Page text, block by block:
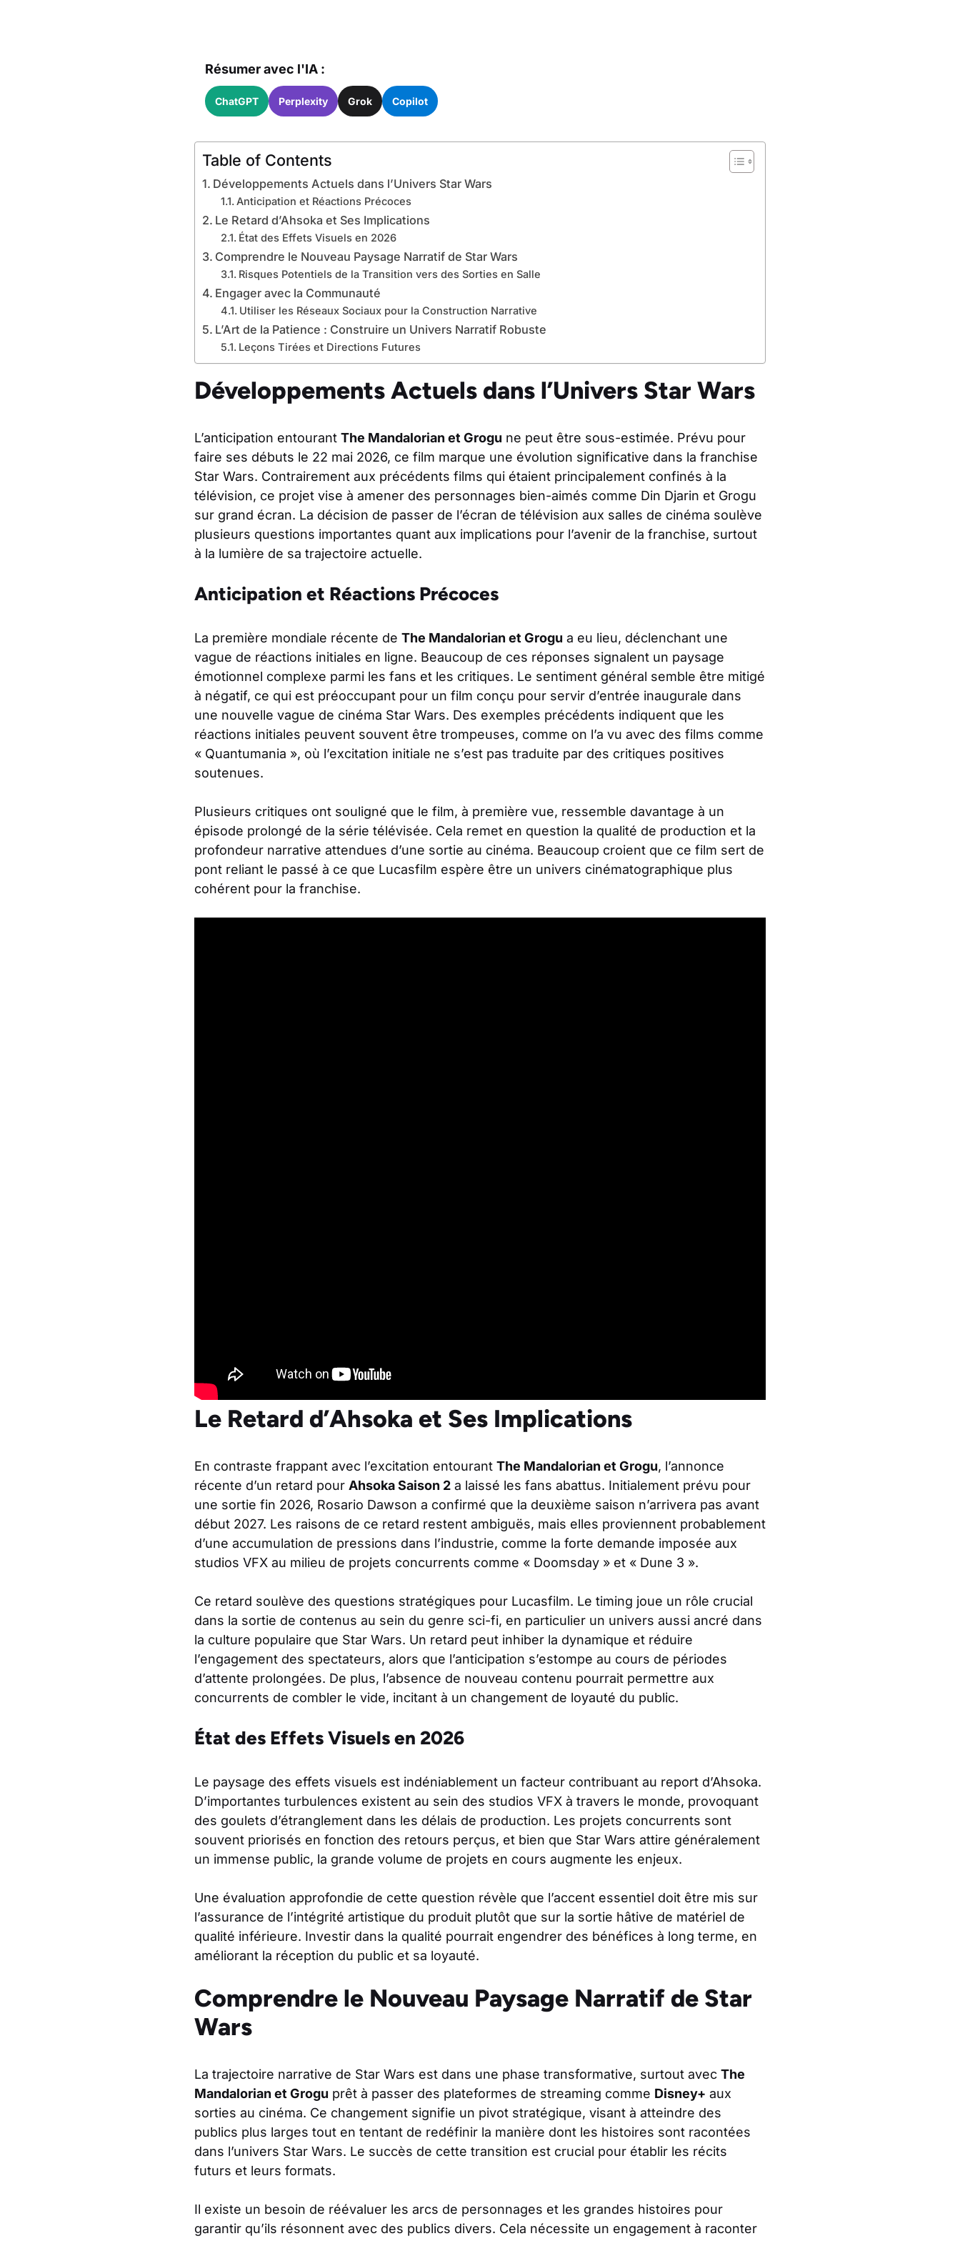
Résumer avec l'IA :
ChatGPT Perplexity Grok Copilot
Table of Contents
Développements Actuels dans l’Univers Star Wars
Anticipation et Réactions Précoces
Le Retard d’Ahsoka et Ses Implications
État des Effets Visuels en 2026
Comprendre le Nouveau Paysage Narratif de Star Wars
Risques Potentiels de la Transition vers des Sorties en Salle
Engager avec la Communauté
Utiliser les Réseaux Sociaux pour la Construction Narrative
L’Art de la Patience : Construire un Univers Narratif Robuste
Leçons Tirées et Directions Futures
Développements Actuels dans l’Univers Star Wars
L’anticipation entourant The Mandalorian et Grogu ne peut être sous-estimée. Prévu pour
faire ses débuts le 22 mai 2026, ce film marque une évolution significative dans la franchise
Star Wars. Contrairement aux précédents films qui étaient principalement confinés à la
télévision, ce projet vise à amener des personnages bien-aimés comme Din Djarin et Grogu
sur grand écran. La décision de passer de l’écran de télévision aux salles de cinéma soulève
plusieurs questions importantes quant aux implications pour l’avenir de la franchise, surtout
à la lumière de sa trajectoire actuelle.
Anticipation et Réactions Précoces
La première mondiale récente de The Mandalorian et Grogu a eu lieu, déclenchant une
vague de réactions initiales en ligne. Beaucoup de ces réponses signalent un paysage
émotionnel complexe parmi les fans et les critiques. Le sentiment général semble être mitigé
à négatif, ce qui est préoccupant pour un film conçu pour servir d’entrée inaugurale dans
une nouvelle vague de cinéma Star Wars. Des exemples précédents indiquent que les
réactions initiales peuvent souvent être trompeuses, comme on l’a vu avec des films comme
« Quantumania », où l’excitation initiale ne s’est pas traduite par des critiques positives
soutenues.
Plusieurs critiques ont souligné que le film, à première vue, ressemble davantage à un
épisode prolongé de la série télévisée. Cela remet en question la qualité de production et la
profondeur narrative attendues d’une sortie au cinéma. Beaucoup croient que ce film sert de
pont reliant le passé à ce que Lucasfilm espère être un univers cinématographique plus
cohérent pour la franchise.
Le Retard d’Ahsoka et Ses Implications
En contraste frappant avec l’excitation entourant The Mandalorian et Grogu, l’annonce
récente d’un retard pour Ahsoka Saison 2 a laissé les fans abattus. Initialement prévu pour
une sortie fin 2026, Rosario Dawson a confirmé que la deuxième saison n’arrivera pas avant
début 2027. Les raisons de ce retard restent ambiguës, mais elles proviennent probablement
d’une accumulation de pressions dans l’industrie, comme la forte demande imposée aux
studios VFX au milieu de projets concurrents comme « Doomsday » et « Dune 3 ».
Ce retard soulève des questions stratégiques pour Lucasfilm. Le timing joue un rôle crucial
dans la sortie de contenus au sein du genre sci-fi, en particulier un univers aussi ancré dans
la culture populaire que Star Wars. Un retard peut inhiber la dynamique et réduire
l’engagement des spectateurs, alors que l’anticipation s’estompe au cours de périodes
d’attente prolongées. De plus, l’absence de nouveau contenu pourrait permettre aux
concurrents de combler le vide, incitant à un changement de loyauté du public.
État des Effets Visuels en 2026
Le paysage des effets visuels est indéniablement un facteur contribuant au report d’Ahsoka.
D’importantes turbulences existent au sein des studios VFX à travers le monde, provoquant
des goulets d’étranglement dans les délais de production. Les projets concurrents sont
souvent priorisés en fonction des retours perçus, et bien que Star Wars attire généralement
un immense public, la grande volume de projets en cours augmente les enjeux.
Une évaluation approfondie de cette question révèle que l’accent essentiel doit être mis sur
l’assurance de l’intégrité artistique du produit plutôt que sur la sortie hâtive de matériel de
qualité inférieure. Investir dans la qualité pourrait engendrer des bénéfices à long terme, en
améliorant la réception du public et sa loyauté.
Comprendre le Nouveau Paysage Narratif de Star
Wars
La trajectoire narrative de Star Wars est dans une phase transformative, surtout avec The
Mandalorian et Grogu prêt à passer des plateformes de streaming comme Disney+ aux
sorties au cinéma. Ce changement signifie un pivot stratégique, visant à atteindre des
publics plus larges tout en tentant de redéfinir la manière dont les histoires sont racontées
dans l’univers Star Wars. Le succès de cette transition est crucial pour établir les récits
futurs et leurs formats.
Il existe un besoin de réévaluer les arcs de personnages et les grandes histoires pour
garantir qu’ils résonnent avec des publics divers. Cela nécessite un engagement à raconter